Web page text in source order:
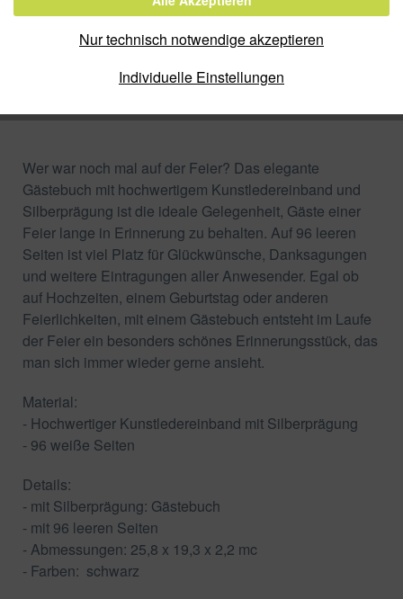
Artikel-Nr.:
30905-01
Verpackungseinheit: 1 Stück
Wer war noch mal auf der Feier? Das elegante
Gästebuch mit hochwertigem Kunstledereinband und
Silberprägung ist die ideale Gelegenheit, Gäste einer
Feier lange in Erinnerung zu behalten. Auf 96 leeren
Seiten ist viel Platz für Glückwünsche, Danksagungen
und weitere Eintragungen aller Anwesender. Egal ob
auf Hochzeiten, einem Geburtstag oder anderen
Feierlichkeiten, mit einem Gästebuch entsteht im Laufe
der Feier ein besonders schönes Erinnerungsstück, das
man sich immer wieder gerne ansieht.
Material:
- Hochwertiger Kunstledereinband mit Silberprägung
- 96 weiße Seiten
Details:
- mit Silberprägung: Gästebuch
- mit 96 leeren Seiten
- Abmessungen: 25,8 x 19,3 x 2,2 mc
- Farben: schwarz
Individuelle Einstellungen
Nur technisch notwendige akzeptieren